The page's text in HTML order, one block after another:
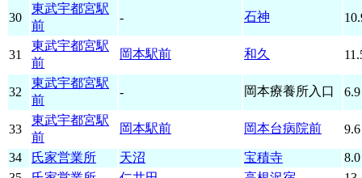
30
東武宇都宮駅
前
- 石神
31
東武宇都宮駅
前
岡本駅前 和久
32
東武宇都宮駅
前
- 岡本療養所入口 6.9
33
東武宇都宮駅
前
岡本駅前 岡本台病院前 9.6
34 氏家営業所 天沼 宝積寺
8.0